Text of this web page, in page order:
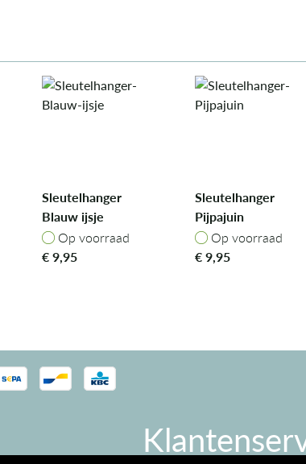
Sleutelhanger
Blauw ijsje
Op voorraad
Op voorraad
€9,95
Sleutelhanger
Pijpajuin
Op voorraad
Op voorraad
€9,95